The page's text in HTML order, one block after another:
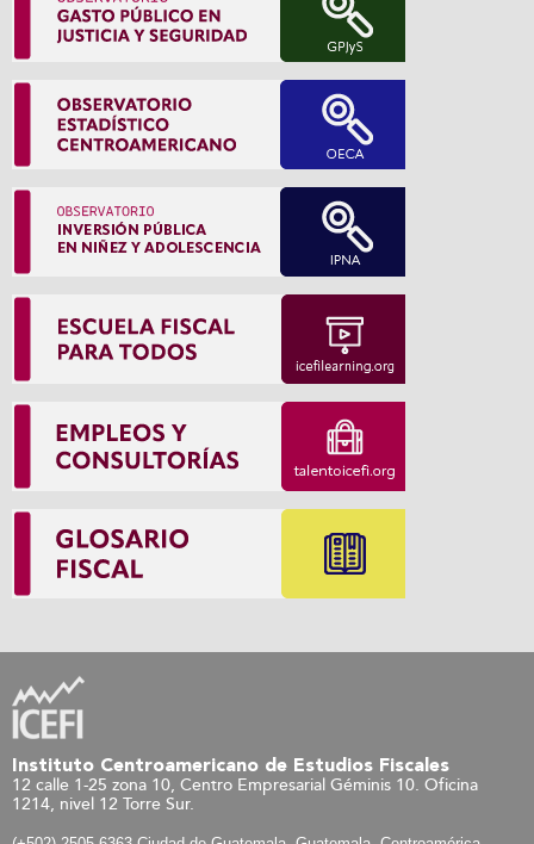
Instituto Centroamericano de Estudios Fiscales
12 calle 1-25 zona 10, Centro Empresarial Géminis 10. Oficina
1214, nivel 12 Torre Sur.